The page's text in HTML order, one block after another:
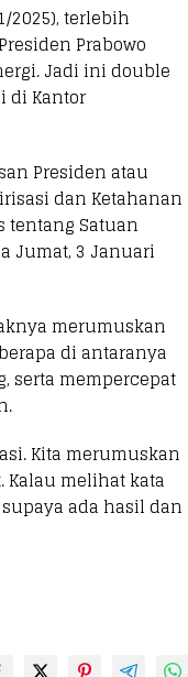
2025), terlebih
Prabowo
Jadi ini double
di Kantor
Presiden atau
dan Ketahanan
tentang Satuan
Jumat, 3 Januari
merumuskan
di antaranya
serta mempercepat
Kita merumuskan
melihat kata
ada hasil dan